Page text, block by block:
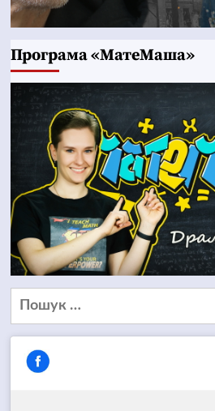
Програма «МатеМаша»
Пошук: